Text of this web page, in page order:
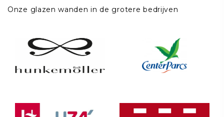
Onze glazen wanden in de grotere bedrijven